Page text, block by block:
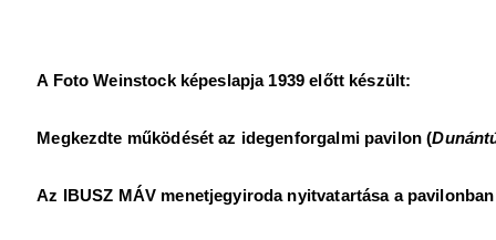
A Foto Weinstock képeslapja 1939 előtt készült:
Megkezdte működését az idegenforgalmi pavilon (
Az IBUSZ MÁV menetjegyiroda nyitvatartása a